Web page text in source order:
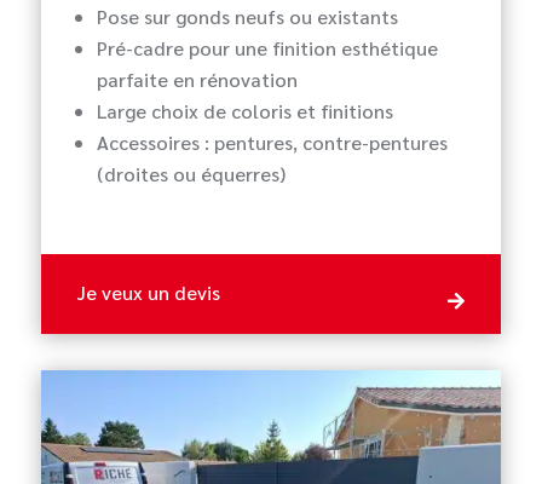
Pose sur gonds neufs ou existants
Pré-cadre pour une finition esthétique
parfaite en rénovation
Large choix de coloris et finitions
Accessoires : pentures, contre-pentures
(droites ou équerres)
Je veux un devis 